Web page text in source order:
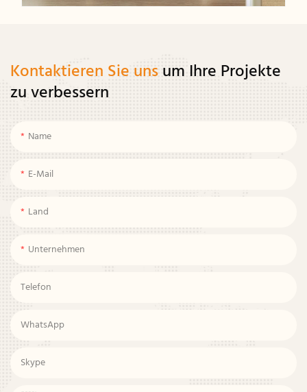
Kontaktieren Sie unsum Ihre Projekte
zu verbessern
Name
E-Mail
Land
Unternehmen
Telefon
WhatsApp
Skype